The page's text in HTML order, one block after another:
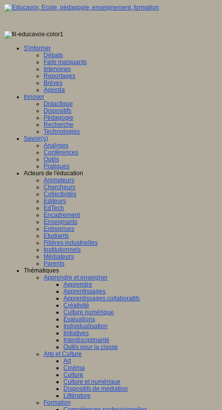
S'informer
Débats
Faits marquants
Interviews
Reportages
Brèves
Agenda
Innover
Didactique
Dispositifs
Pédagogie
Recherche
Technologies
Savoir(s)
Analyses
Conférences
Outils
Pratiques
Acteurs de l'éducation
Animateurs
Chercheurs
Collectivités
Editeurs
EdTech
Encadrement
Enseignants
Entreprises
Etudiants
Filières industrielles
Institutionnels
Médiateurs
Parents
Thématiques
Apprendre et enseigner
Apprendre
Apprentissages
Apprentissages collaboratifs
Créativité
Culture numérique
Evaluations
Individualisation
Initiatives
Interdisciplinarité
Outils pour la classe
Arts et Culture
Art
Cinéma
Culture
Culture et numérique
Dispositifs de médiation
Littérature
Formation